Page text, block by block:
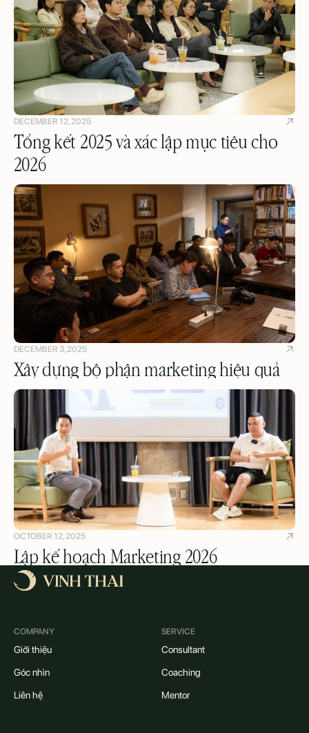
DECEMBER 12, 2025
Tổng kết 2025 và xác lập mục tiêu cho
2026
DECEMBER 3, 2025
Xây dựng bộ phận marketing hiệu quả
OCTOBER 12, 2025
Lập kế hoạch Marketing 2026
COMPANY
Giới thiệu
Góc nhìn
Liên hệ
SERVICE
Consultant
Coaching
Mentor